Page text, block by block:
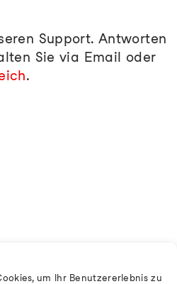
Support. Antworten
Sie via Email oder
.
um Ihr Benutzererlebnis zu